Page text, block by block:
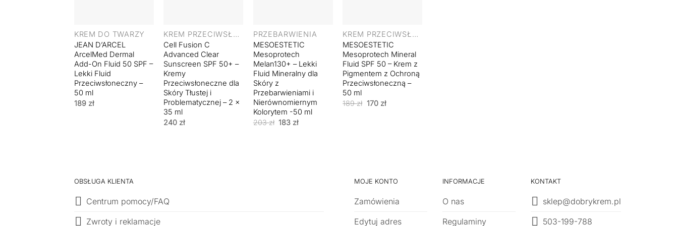
KREM DO TWARZY
JEAN D’ARCEL
ArcelMed Dermal
Add-On Fluid 50 SPF –
Lekki Fluid
Przeciwsłoneczny –
50 ml
189 zł
KREM PRZECIWSŁONECZNY
Cell Fusion C
Advanced Clear
Sunscreen SPF 50+ –
Kremy
Przeciwsłoneczne dla
Skóry Tłustej i
Problematycznej – 2 x
35 ml
240 zł
PRZEBARWIENIA
MESOESTETIC
Mesoprotech
Melan130+ – Lekki
Fluid Mineralny dla
Skóry z
Przebarwieniami i
Nierównomiernym
Kolorytem -50 ml
203zł Pierwotna
183 złAktualna
KREM PRZECIWSŁONECZNY
MESOESTETIC
Mesoprotech Mineral
Fluid SPF 50 – Krem z
Pigmentem z Ochroną
Przeciwsłoneczną –
50 ml
189zł Pierwotna
170 złAktualna
OBSŁUGA KLIENTA
Centrum pomocy/FAQ
Zwroty i reklamacje
MOJE KONTO
Zamówienia
Edytuj adres
INFORMACJE
O nas
Regulaminy
KONTAKT
sklep@dobrykrem.pl
503-199-788